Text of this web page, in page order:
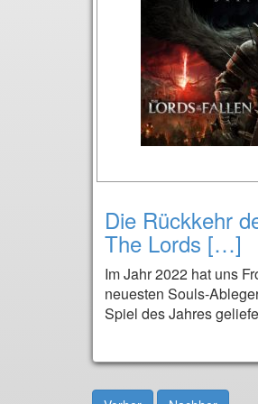
Die Rückkehr
The Lords […]
Im Jahr 2022 hat uns
neuesten Souls-
Spiel des Jahres